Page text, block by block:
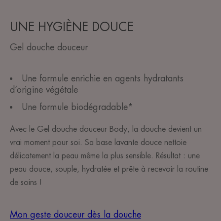
UNE HYGIÈNE DOUCE
Gel douche douceur
Une formule enrichie en agents hydratants
d’origine végétale
Une formule biodégradable*
Avec le Gel douche douceur Body, la douche devient un
vrai moment pour soi. Sa base lavante douce nettoie
délicatement la peau même la plus sensible. Résultat : une
peau douce, souple, hydratée et prête à recevoir la routine
de soins !
Mon geste douceur dès la douche